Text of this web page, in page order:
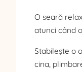
O seară
atunci când
Stabilește o
cina,